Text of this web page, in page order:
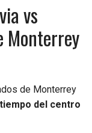
vs
Monterrey
de Monterrey
del centro